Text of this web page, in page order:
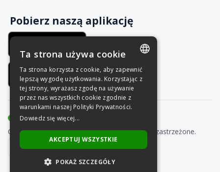
Pobierz naszą aplikację
Copyright © Grupa Nais 2025. Wszelkie prawa zastrzeżone.
POLISH
ENGLISH
Ta strona używa cookie
Ta strona korzysta z cookie, aby zapewnić
lepszą wygodę użytkowania. Korzystając z
tej strony, wyrażasz zgodę na używanie
przez nas wszystkich cookie zgodnie z
warunkami naszej Polityki Prywatności.
Dowiedz się więcej...
AKCEPTUJ WSZYSTKIE
POKAŻ SZCZEGÓŁY